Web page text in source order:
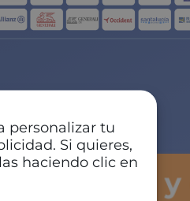
personalizar tu
Si quieres,
haciendo clic en
Pulsa